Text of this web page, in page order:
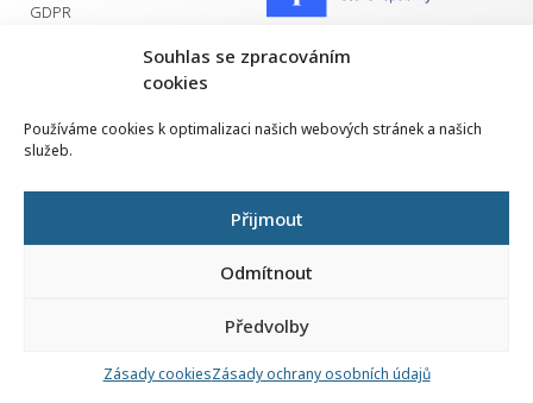
Souhlas se zpracováním
cookies
Používáme cookies k optimalizaci našich webových stránek a našich
služeb.
Přijmout
Odmítnout
Předvolby
Zásady cookiesZásady ochrany osobních údajů
GDPR
Přehled PK pro splnění MZK
Národní pedagogický institut ČR